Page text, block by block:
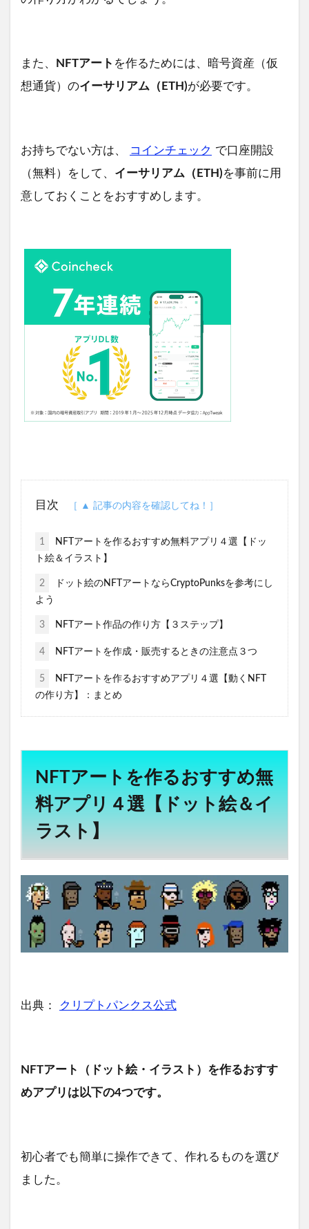
また、 NFTアート を作るためには、暗号資産（仮
想通貨）のイーサリアム（ETH)が必要です。
お持ちでない方は、 コインチェック で口座開設
（無料）をして、 イーサリアム（ETH)を事前に用
意しておくことをおすすめします。
目次
1
NFTアートを作るおすすめ無料アプリ４選【ドッ
ト絵＆イラスト】
2
ドット絵のNFTアートならCryptoPunksを参考にし
よう
3 NFTアート作品の作り方【３ステップ】
4 NFTアートを作成・販売するときの注意点３つ
5
NFTアートを作るおすすめアプリ４選【動くNFT
の作り方】：まとめ
NFTアートを作るおすすめ無
料アプリ４選【ドット絵＆イ
ラスト】
出典： クリプトパンクス公式
NFTアート（ドット絵・イラスト）を作るおすす
めアプリは以下の4つです。
初心者でも簡単に操作できて、作れるものを選び
ました。